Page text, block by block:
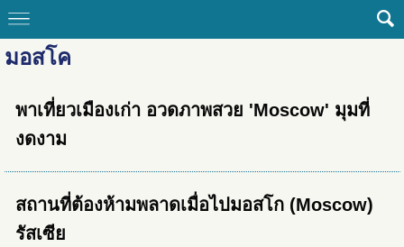
มอสโค
พาเที่ยวเมืองเก่า อวดภาพสวย 'Moscow' มุมที่
งดงาม
สถานที่ต้องห้ามพลาดเมื่อไปมอสโก (Moscow)
รัสเซีย